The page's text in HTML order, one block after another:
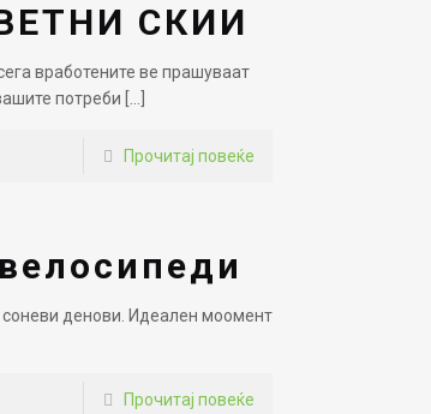
СКИИ
вработените ве прашуваат
потреби
Прочитај повеќе
соневи денови. Идеален моомент
Прочитај повеќе